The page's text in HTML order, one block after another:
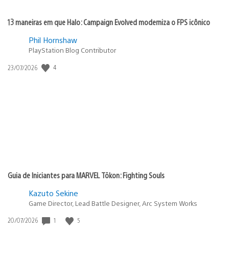
13 maneiras em que Halo: Campaign Evolved moderniza o FPS icônico
Phil Hornshaw
PlayStation Blog Contributor
Data
23/07/2026 4
Guia de Iniciantes para MARVEL Tōkon: Fighting Souls
Kazuto Sekine
Game Director, Lead Battle Designer, Arc System Works
Data
20/07/2026 1 5